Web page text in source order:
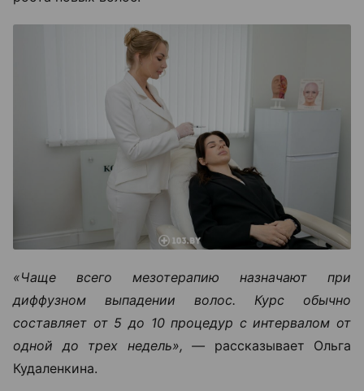
«Чаще всего мезотерапию назначают при
диффузном выпадении волос. Курс обычно
составляет от 5 до 10 процедур с интервалом от
одной до трех недель», — рассказывает Ольга
Кудаленкина.